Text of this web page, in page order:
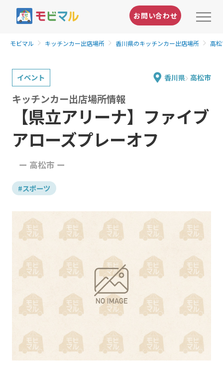
お問い合わせ
モビマル キッチンカー出店場所 香川県のキッチンカー出店場所 高
イベント 香川県 高松市
【県立アリーナ】ファイブ
アローズプレーオフ
ー 高松市 ー
キッチンカー出店場所情報
#スポーツ